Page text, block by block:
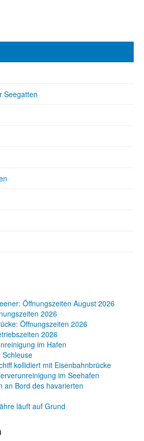
Seegatten
Öffnungszeiten August 2026
2026
Öffnungszeiten 2026
2026
im Hafen
Schleuse
kollidiert mit Eisenbahnbrücke
im Seehafen
an Bord des havarierten
läuft auf Grund